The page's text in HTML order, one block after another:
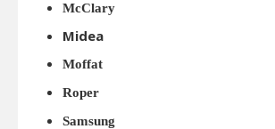
McClary
Midea
Moffat
Roper
Samsung